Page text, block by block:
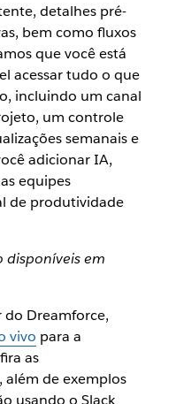
detalhes pré-
bem como fluxos
que você está
acessar tudo o que
incluindo um canal
um controle
semanais e
adicionar IA,
equipes
de produtividade
disponíveis em
do Dreamforce,
vivo para a
as
além de exemplos